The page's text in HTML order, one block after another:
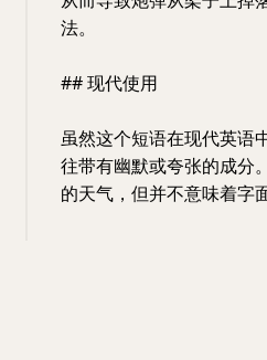
法。
## 现代使用
虽然这个短语在现代英语
往带有幽默或夸张的成分
的天气，但并不意味着字